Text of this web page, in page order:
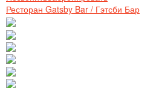
Ресторан Gatsby Bar / Гэтсби Бар